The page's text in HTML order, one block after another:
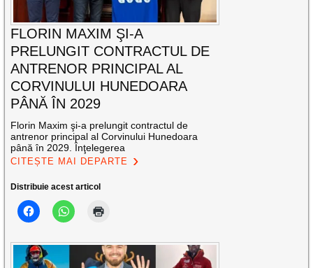
FLORIN MAXIM ŞI-A
PRELUNGIT CONTRACTUL DE
ANTRENOR PRINCIPAL AL
CORVINULUI HUNEDOARA
PÂNĂ ÎN 2029
Florin Maxim şi-a prelungit contractul de
antrenor principal al Corvinului Hunedoara
până în 2029. Înţelegerea
CITEȘTE MAI DEPARTE
Distribuie acest articol